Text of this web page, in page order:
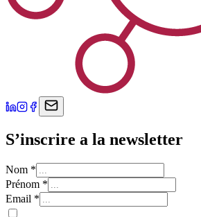
S’inscrire a la newsletter
Nom *
Prénom *
Email *